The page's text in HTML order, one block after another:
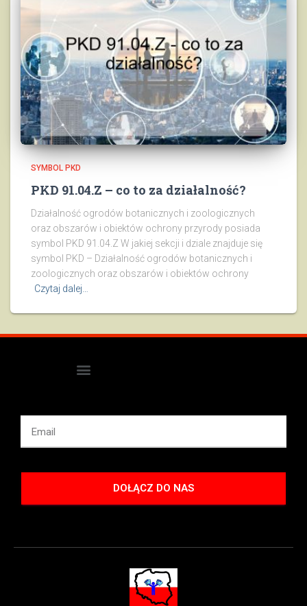
SYMBOL PKD
PKD 91.04.Z – co to za działalność?
Działalność ogrodów botanicznych i zoologicznych
oraz obszarów i obiektów ochrony przyrody posiada
symbol PKD 91.04.Z W jakiej sekcji i dziale znajduje się
symbol PKD – Działalność ogrodów botanicznych i
zoologicznych oraz obszarów i obiektów ochrony
Czytaj dalej…
DOŁĄCZ DO NAS